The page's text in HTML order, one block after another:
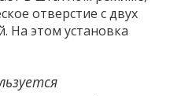
отверстие с двух
На этом установка